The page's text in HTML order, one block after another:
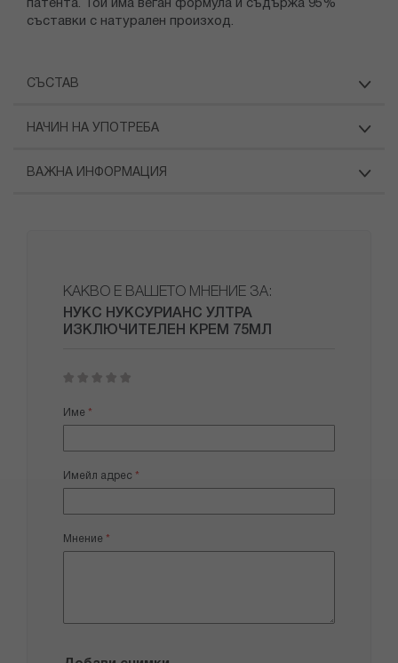
патента. Той има веган формула и съдържа 95%
съставки с натурален произход.
СЪСТАВ
НАЧИН НА УПОТРЕБА
ВАЖНА ИНФОРМАЦИЯ
КАКВО Е ВАШЕТО МНЕНИЕ ЗА:
НУКС НУКСУРИАНС УЛТРА
ИЗКЛЮЧИТЕЛЕН КРЕМ 75МЛ
star
stars
stars
stars
stars
Име
Имейл адрес
Мнение